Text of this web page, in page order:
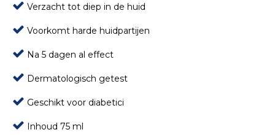
Verzacht tot diep in de huid
Voorkomt harde huidpartijen
Na 5 dagen al effect
Dermatologisch getest
Geschikt voor diabetici
Inhoud 75 ml